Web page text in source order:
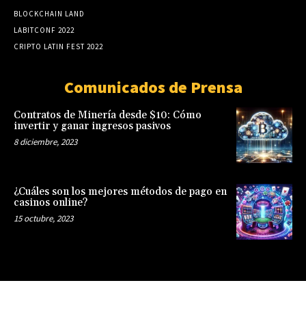
BLOCKCHAIN LAND
LABITCONF 2022
CRIPTO LATIN FEST 2022
Comunicados de Prensa
Contratos de Minería desde $10: Cómo
invertir y ganar ingresos pasivos
8 diciembre, 2023
¿Cuáles son los mejores métodos de pago en
casinos online?
15 octubre, 2023